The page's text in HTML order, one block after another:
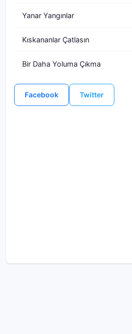
Yanar Yangınlar
Kıskananlar Çatlasın
Bir Daha Yoluma Çıkma
Facebook Twitter